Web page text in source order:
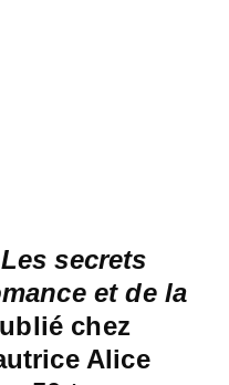
secrets
et de la
chez
Alice